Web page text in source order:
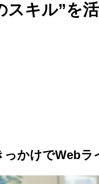
スキル”を
っかけでWebラ